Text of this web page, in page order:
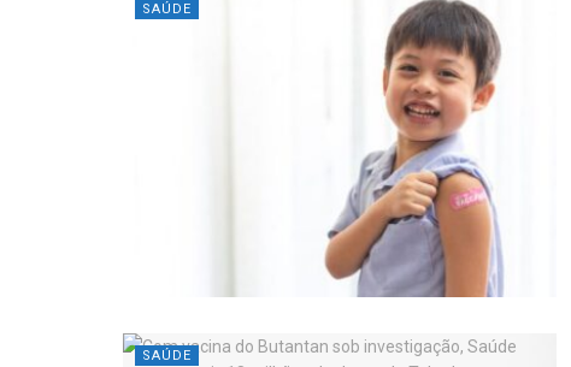
SAÚDE
SAÚDE